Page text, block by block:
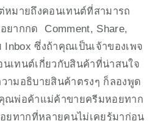
หมายถึงคอนเทนต์ที่สามารถ
ากกด  Comment, Share,
ซึ่งถ้าคุณเป็นเจ้าของเพจ
เทนต์เกี่ยวกับสินค้าที่น่าสนใจ
ามอธิบายสินค้าตรงๆ ก็ลองพูด
ณพ่อค้าแม่ค้าขายครีมหอยทาก
อยทากที่หลายคนไม่เคยรู้มาก่อน